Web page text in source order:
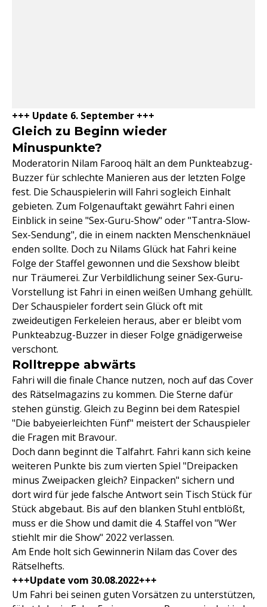
+++ Update 6. September +++
Gleich zu Beginn wieder
Minuspunkte?
Moderatorin Nilam Farooq hält an dem Punkteabzug-
Buzzer für schlechte Manieren aus der letzten Folge
fest. Die Schauspielerin will Fahri sogleich Einhalt
gebieten. Zum Folgenauftakt gewährt Fahri einen
Einblick in seine "Sex-Guru-Show" oder "Tantra-Slow-
Sex-Sendung", die in einem nackten Menschenknäuel
enden sollte. Doch zu Nilams Glück hat Fahri keine
Folge der Staffel gewonnen und die Sexshow bleibt
nur Träumerei. Zur Verbildlichung seiner Sex-Guru-
Vorstellung ist Fahri in einen weißen Umhang gehüllt.
Der Schauspieler fordert sein Glück oft mit
zweideutigen Ferkeleien heraus, aber er bleibt vom
Punkteabzug-Buzzer in dieser Folge gnädigerweise
verschont.
Rolltreppe abwärts
Fahri will die finale Chance nutzen, noch auf das Cover
des Rätselmagazins zu kommen. Die Sterne dafür
stehen günstig. Gleich zu Beginn bei dem Ratespiel
"Die babyeierleichten Fünf" meistert der Schauspieler
die Fragen mit Bravour.
Doch dann beginnt die Talfahrt. Fahri kann sich keine
weiteren Punkte bis zum vierten Spiel "Dreipacken
minus Zweipacken gleich? Einpacken" sichern und
dort wird für jede falsche Antwort sein Tisch Stück für
Stück abgebaut. Bis auf den blanken Stuhl entblößt,
muss er die Show und damit die 4. Staffel von "Wer
stiehlt mir die Show" 2022 verlassen.
Am Ende holt sich Gewinnerin Nilam das Cover des
Rätselhefts.
+++Update vom 30.08.2022+++
Um Fahri bei seinen guten Vorsätzen zu unterstützen,